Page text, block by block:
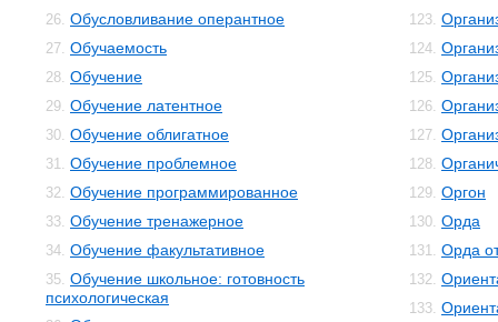
26. Обусловливание оперантное
27. Обучаемость
28. Обучение
29. Обучение латентное
30. Обучение облигатное
31. Обучение проблемное
32. Обучение программированное
33. Обучение тренажерное
34. Обучение факультативное
35. Обучение школьное: готовность
психологическая
123.
124.
125.
126.
127.
128.
129. Оргон
130. Орда
131. Орда
132.
133.